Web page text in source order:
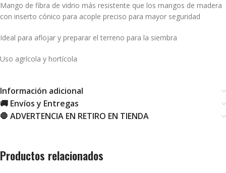
Mango de fibra de vidrio más resistente que los mangos de madera
con inserto cónico para acople preciso para mayor seguridad
Ideal para aflojar y preparar el terreno para la siembra
Uso agrícola y hortícola
Información adicional
🚚 Envíos y Entregas
🛑 ADVERTENCIA EN RETIRO EN TIENDA
Productos relacionados